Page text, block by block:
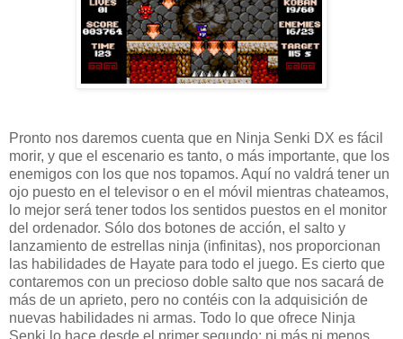
Pronto nos daremos cuenta que en Ninja Senki DX es fácil
morir, y que el escenario es tanto, o más importante, que los
enemigos con los que nos topamos. Aquí no valdrá tener un
ojo puesto en el televisor o en el móvil mientras chateamos,
lo mejor será tener todos los sentidos puestos en el monitor
del ordenador. Sólo dos botones de acción, el salto y
lanzamiento de estrellas ninja (infinitas), nos proporcionan
las habilidades de Hayate para todo el juego. Es cierto que
contaremos con un precioso doble salto que nos sacará de
más de un aprieto, pero no contéis con la adquisición de
nuevas habilidades ni armas. Todo lo que ofrece Ninja
Senki lo hace desde el primer segundo: ni más ni menos.